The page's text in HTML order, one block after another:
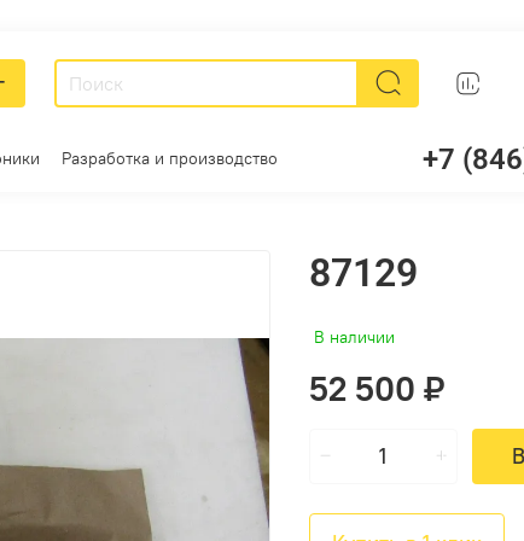
Разработка и производство +7
87129
В наличии
52 500 ₽